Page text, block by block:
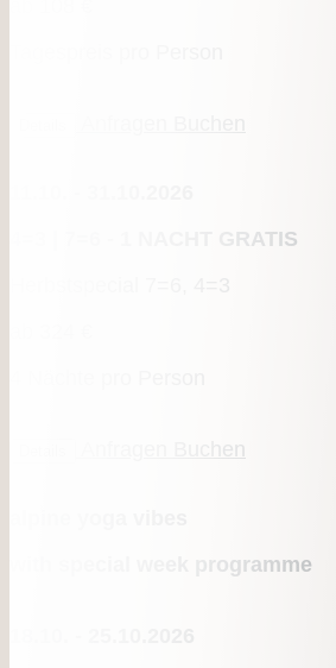
4=3 | 7=6 - 1 NACHT GRATIS
Buchen
with special week programme